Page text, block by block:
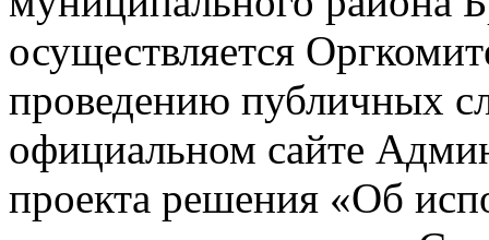
осуществляется
проведению публичных
официальном сайте
проекта решения «Об